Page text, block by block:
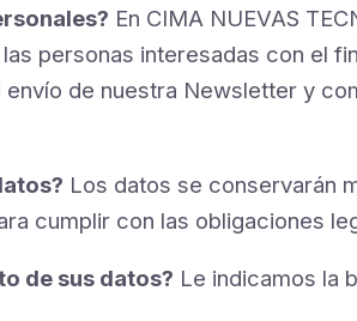
En CIMA NUEVAS
personas interesadas con el
de nuestra Newsletter y
Los datos se conservarán
cumplir con las obligaciones
de sus datos? Le indicamos la